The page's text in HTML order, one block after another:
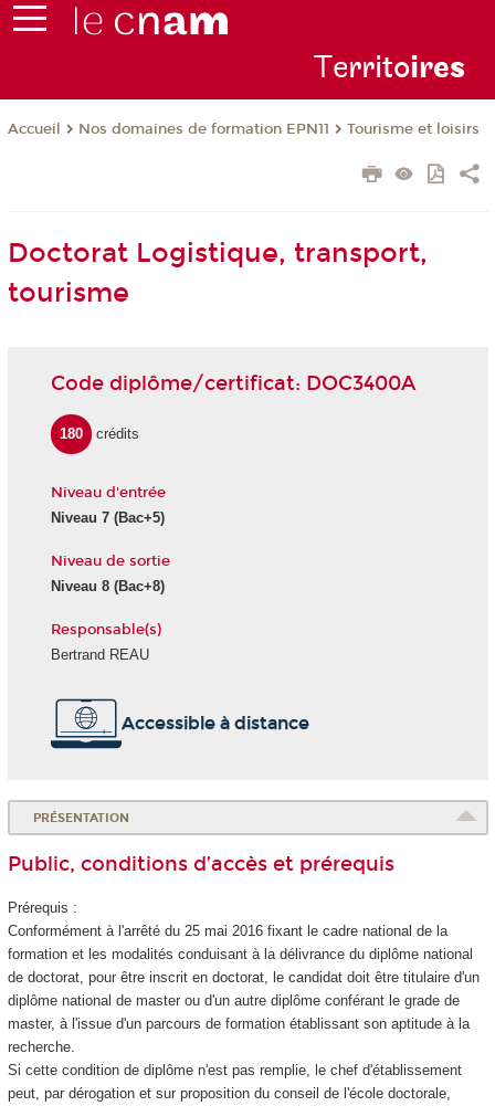
Territoires
Accueil Nos domaines de formation EPN11 Tourisme et loisirs
Doctorat Logistique, transport,
tourisme
Code diplôme/certificat: DOC3400A
180 crédits
Niveau d'entrée
Niveau 7 (Bac+5)
Niveau de sortie
Niveau 8 (Bac+8)
Responsable(s)
Bertrand REAU
Accessible à distance
PRÉSENTATION
Public, conditions d’accès et prérequis
Prérequis :
Conformément à l'arrêté du 25 mai 2016 fixant le cadre national de la
formation et les modalités conduisant à la délivrance du diplôme national
de doctorat, pour être inscrit en doctorat, le candidat doit être titulaire d'un
diplôme national de master ou d'un autre diplôme conférant le grade de
master, à l'issue d'un parcours de formation établissant son aptitude à la
recherche.
Si cette condition de diplôme n'est pas remplie, le chef d'établissement
peut, par dérogation et sur proposition du conseil de l'école doctorale,